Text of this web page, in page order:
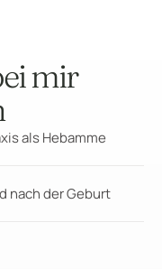
mir
als Hebamme
nach der Geburt